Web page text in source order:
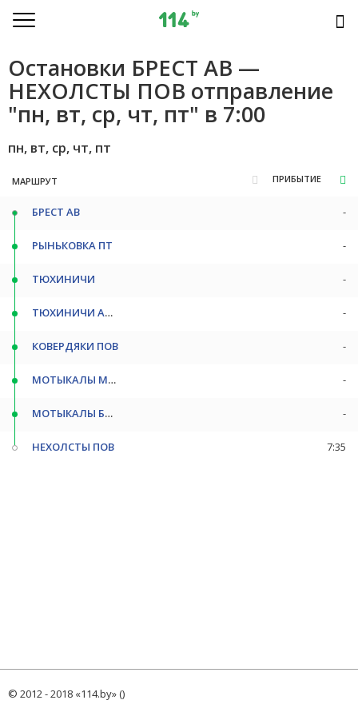
Остановки БРЕСТ АВ —
НЕХОЛСТЫ ПОВ отправление
"пн, вт, ср, чт, пт" в 7:00
пн, вт, ср, чт, пт
МАРШРУТ ПРИБЫТИЕ
БРЕСТ АВ -
РЫНЬКОВКА ПТ -
ТЮХИНИЧИ -
ТЮХИНИЧИ АМБУЛ. ПТ -
КОВЕРДЯКИ ПОВ -
МОТЫКАЛЫ МАЛ -
МОТЫКАЛЫ БОЛ -
НЕХОЛСТЫ ПОВ 7:35
© 2012 - 2018 «114.by» ()